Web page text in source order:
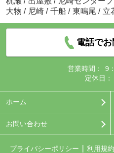
大物 / 尼崎 / 千船 / 東鳴尾 / 立
電話で
営業時間：
9
定休日：
ホーム
お問い合わせ
プライバシーポリシー 利用規約